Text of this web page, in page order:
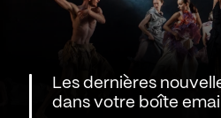
Les dernières
dans votre boîte